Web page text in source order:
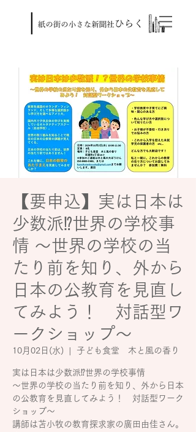
【要申込】実は日本は
少数派⁉世界の学校事
情 ～世界の学校の当
たり前を知り、外から
日本の公教育を見直し
てみよう！ 対話型ワ
ークショップ～
10月02日(水) 子ども食堂 木と風の香り
実は日本は少数派⁉世界の学校事情
～世界の学校の当たり前を知り、外から日本
の公教育を見直してみよう！ 対話型ワーク
ショップ～
講師は苫小牧の教育探求家の廣田由佳さん。